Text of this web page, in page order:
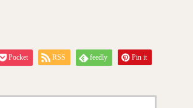
Pocket RSS feedly Pin it